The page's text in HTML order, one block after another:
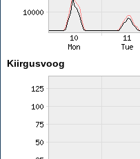
Kiirgusvoog